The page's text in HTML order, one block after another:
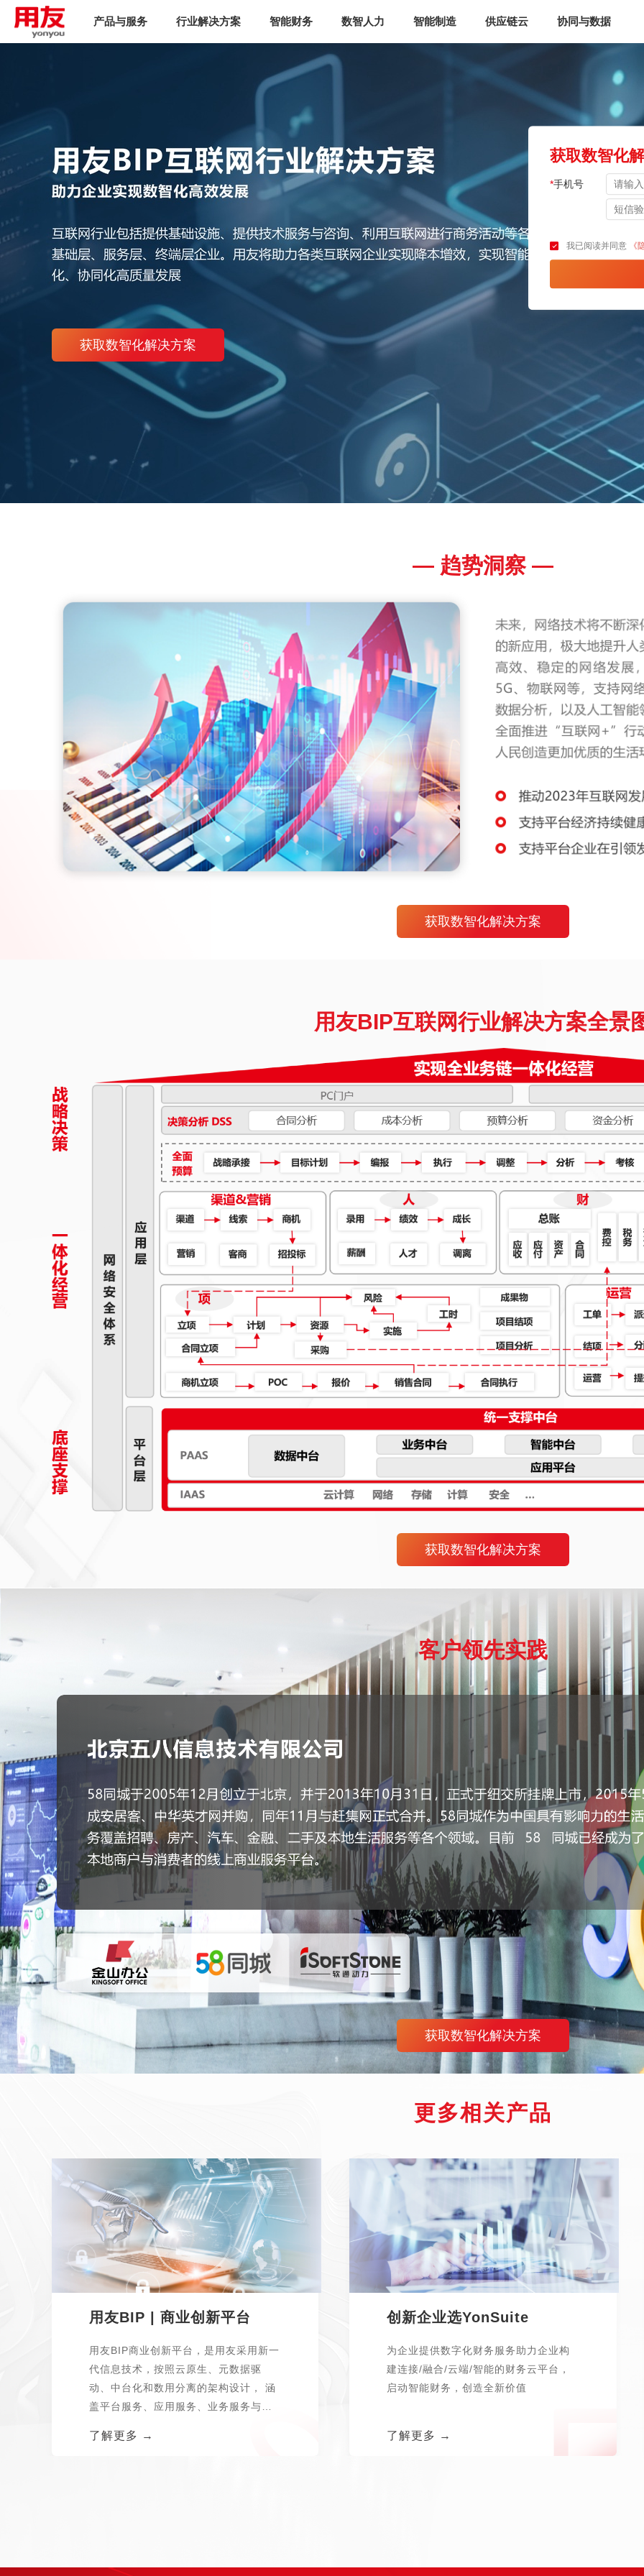
产品与服务 行业解决方案 智能财务 数智人力 智能制造 供应链云 协同与数据
获取数智化解决方案
获取数智化
*手机号
我已阅读并同意 《
— 趋势洞察 —
获取数智化解决方案
用友BIP互联网行业解决方案全景
获取数智化解决方案
客户领先实践
获取数智化解决方案
更多相关产品
用友BIP | 商业创新平台
用友BIP商业创新平台，是用友采用新一
代信息技术，按照云原生、元数据驱
动、中台化和数用分离的架构设计， 涵
盖平台服务、应用服务、业务服务与数
了解更多 →
创新企业选YonSuite
为企业提供数字化财务服务助力企业构
建连接/融合/云端/智能的财务云平台，
启动智能财务，创造全新价值
了解更多 →